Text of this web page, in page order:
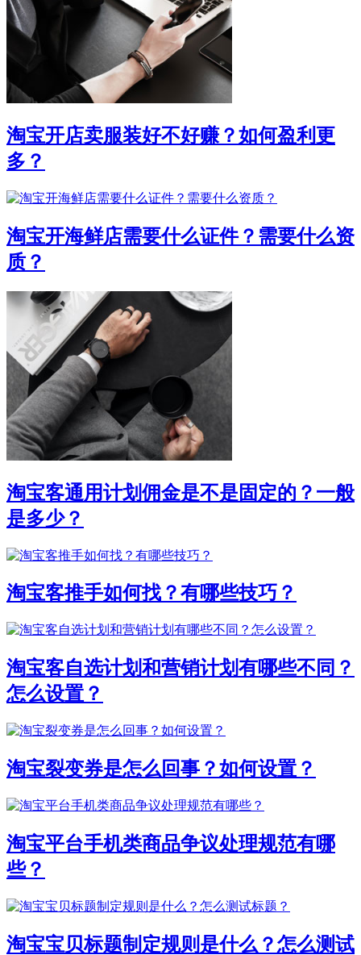
淘宝开店卖服装好不好赚？如何盈利更
多？
淘宝开海鲜店需要什么证件？需要什么资
质？
淘宝客通用计划佣金是不是固定的？一般
是多少？
淘宝客推手如何找？有哪些技巧？
淘宝客自选计划和营销计划有哪些不同？
怎么设置？
淘宝裂变券是怎么回事？如何设置？
淘宝平台手机类商品争议处理规范有哪
些？
淘宝宝贝标题制定规则是什么？怎么测试